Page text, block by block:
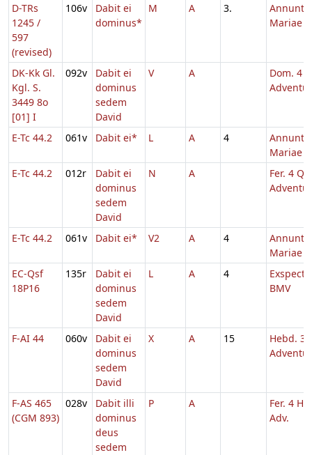
D-TRs
1245 /
597
(revised)
106v
Dabit ei
dominus*
M A 3.
Mariae
DK-Kk Gl.
Kgl. S.
3449 8o
[01] I
092v
Dabit ei
dominus
sedem
David
V A
Dom. 4
E-Tc 44.2 061v Dabit ei* L A 4
Mariae
E-Tc 44.2
012r
Dabit ei
dominus
sedem
David
N A
Fer. 4
E-Tc 44.2 061v Dabit ei* V2 A 4
Mariae
EC-Qsf
18P16
135r
Dabit ei
dominus
sedem
David
L A 4
BMV
F-AI 44 060v
Dabit ei
dominus
sedem
David
X A 15
Hebd. 3
F-AS 465
(CGM 893)
028v
Dabit illi
dominus
deus
sedem
P A
Fer. 4
Adv.